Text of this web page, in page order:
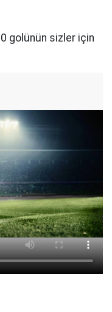
golünün sizler için